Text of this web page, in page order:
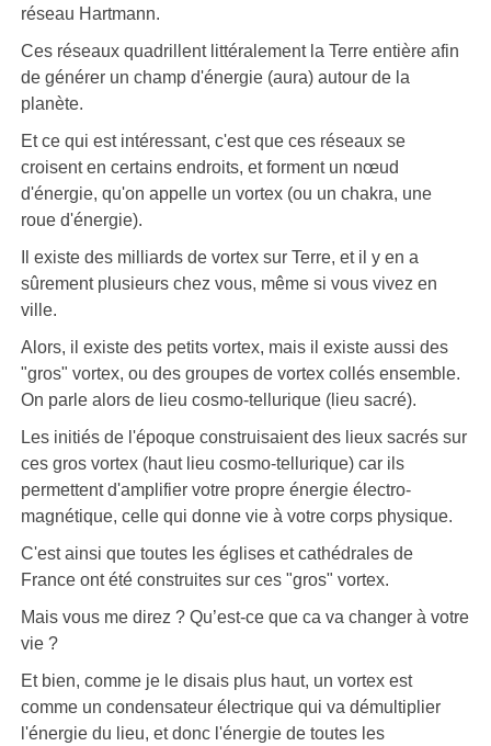
réseau Hartmann.
Ces réseaux quadrillent littéralement la Terre entière afin
de générer un champ d'énergie (aura) autour de la
planète.
Et ce qui est intéressant, c'est que ces réseaux se
croisent en certains endroits, et forment un nœud
d'énergie, qu'on appelle un vortex (ou un chakra, une
roue d'énergie).
Il existe des milliards de vortex sur Terre, et il y en a
sûrement plusieurs chez vous, même si vous vivez en
ville.
Alors, il existe des petits vortex, mais il existe aussi des
"gros" vortex, ou des groupes de vortex collés ensemble.
On parle alors de lieu cosmo-tellurique (lieu sacré).
Les initiés de l'époque construisaient des lieux sacrés sur
ces gros vortex (haut lieu cosmo-tellurique) car ils
permettent d'amplifier votre propre énergie électro-
magnétique, celle qui donne vie à votre corps physique.
C'est ainsi que toutes les églises et cathédrales de
France ont été construites sur ces "gros" vortex.
Mais vous me direz ? Qu’est-ce que ca va changer à votre
vie ?
Et bien, comme je le disais plus haut, un vortex est
comme un condensateur électrique qui va démultiplier
l'énergie du lieu, et donc l'énergie de toutes les